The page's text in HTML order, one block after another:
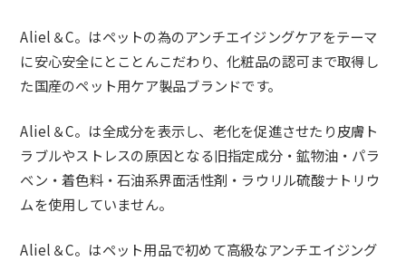
Aliel＆C。はペットの為のアンチエイジングケアをテーマ
に安心安全にとことんこだわり、化粧品の認可まで取得し
た国産のペット用ケア製品ブランドです。
Aliel＆C。は全成分を表示し、老化を促進させたり皮膚ト
ラブルやストレスの原因となる旧指定成分・鉱物油・パラ
ベン・着色料・石油系界面活性剤・ラウリル硫酸ナトリウ
ムを使用していません。
Aliel＆C。はペット用品で初めて高級なアンチエイジング